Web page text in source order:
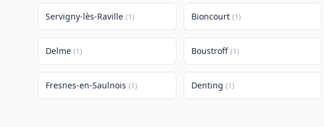
Servigny-lès-Raville (1) Bioncourt (1)
Delme (1) Boustroff (1)
Fresnes-en-Saulnois (1) Denting (1)